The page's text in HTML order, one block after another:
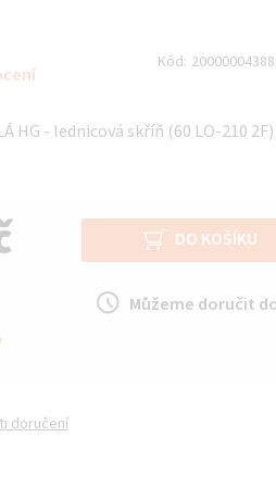
Kód:
HG - lednicová skříň (60 LO-210 2F)
DO KOŠÍKU
Můžeme doručit
doručení